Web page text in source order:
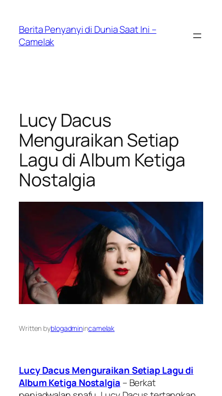
content
Berita Penyanyi di Dunia Saat Ini –
Camelak
Lucy Dacus
Menguraikan Setiap
Lagu di Album Ketiga
Nostalgia
Written byblogadminincamelak
Lucy Dacus Menguraikan Setiap Lagu di
Album Ketiga Nostalgia – Berkat